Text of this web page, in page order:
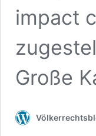
impact
Große